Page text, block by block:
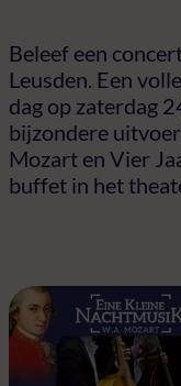
Beleef een
Leusden. Een
dag op zaterdag
bijzondere
Mozart en Vier
buffet in het